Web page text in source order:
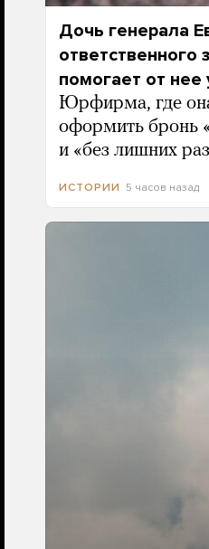
Дочь генерала
ответственного
помогает от нее
Юрфирма, где
оформить бронь
и «без лишних
ИСТОРИИ 5 часов назад